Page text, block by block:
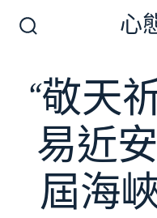
切
換
關
心
“敬天
易近
屆海